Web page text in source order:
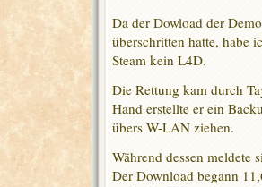
Da der Dowload der
überschritten hatte, habe
Steam kein L4D.
Die Rettung kam durch
Hand erstellte er ein
übers W-LAN ziehen.
Während dessen meldete
Der Download begann